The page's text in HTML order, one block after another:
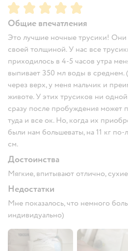
Рейтинг:5
Общие впечатления
Это лучшие ночные трусики! Они
своей толщиной. У нас все
приходилось в 4-5 часов утра
выпивает 350 мл воды в среднем.
через верх, у меня мальчик и
животе. У этих трусиков ни
сразу после пробуждения может
туда и все ок. Но, когда их
были нам большеваты, на 11 кг по-
см.
Достоинства
Мягкие, впитывают отлично,
Недостатки
Мне показалось, что немного
индивидуально)